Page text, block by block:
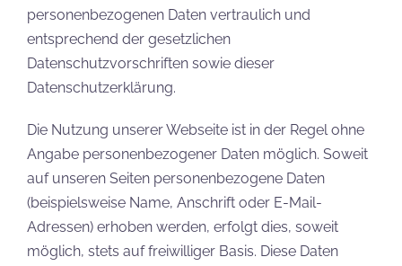
personenbezogenen Daten vertraulich und
entsprechend der gesetzlichen
Datenschutzvorschriften sowie dieser
Datenschutzerklärung.
Die Nutzung unserer Webseite ist in der Regel ohne
Angabe personenbezogener Daten möglich. Soweit
auf unseren Seiten personenbezogene Daten
(beispielsweise Name, Anschrift oder E-Mail-
Adressen) erhoben werden, erfolgt dies, soweit
möglich, stets auf freiwilliger Basis. Diese Daten